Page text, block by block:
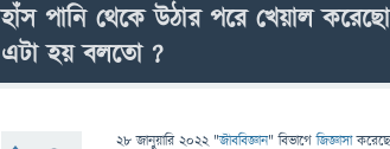
হাঁস পানি থেকে উঠার পরে খেয়াল
এটা হয় বলতো ?
28 জানুয়ারি 2022 "জীববিজ্ঞান" বিভাগে জিজ্ঞাসা